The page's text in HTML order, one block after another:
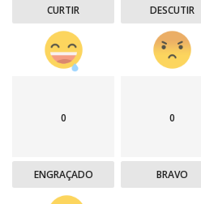
CURTIR DESCUTIR
0
ENGRAÇADO
0
BRAVO